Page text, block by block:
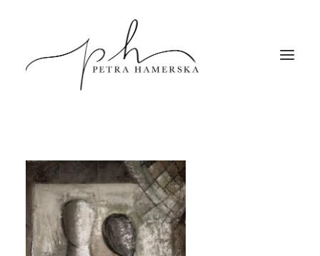
Služby
O mně
Blog
Kontakt